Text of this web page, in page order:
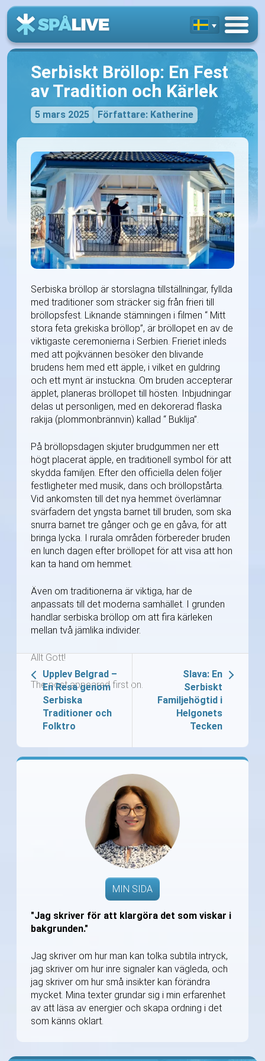
Serbiskt Bröllop: En Fest
av Tradition och Kärlek
5 mars 2025 Författare: Katherine
Serbiska bröllop är storslagna tillställningar, fyllda
med traditioner som sträcker sig från frieri till
bröllopsfest. Liknande stämningen i filmen “ Mitt
stora feta grekiska bröllop”, är bröllopet en av de
viktigaste ceremonierna i Serbien. Frieriet inleds
med att pojkvännen besöker den blivande
brudens hem med ett äpple, i vilket en guldring
och ett mynt är instuckna. Om bruden accepterar
äpplet, planeras bröllopet till hösten. Inbjudningar
delas ut personligen, med en dekorerad flaska
rakija (plommonbrännvin) kallad “ Buklija”.
På bröllopsdagen skjuter brudgummen ner ett
högt placerat äpple, en traditionell symbol för att
skydda familjen. Efter den officiella delen följer
festligheter med musik, dans och bröllopstårta.
Vid ankomsten till det nya hemmet överlämnar
svärfadern det yngsta barnet till bruden, som ska
snurra barnet tre gånger och ge en gåva, för att
bringa lycka. I rurala områden förbereder bruden
en lunch dagen efter bröllopet för att visa att hon
kan ta hand om hemmet.
Även om traditionerna är viktiga, har de
anpassats till det moderna samhället. I grunden
handlar serbiska bröllop om att fira kärleken
mellan två jämlika individer.
Allt Gott!
The post appeared first on.
Upplev Belgrad –
En Resa genom
Serbiska
Traditioner och
Folktro
Slava: En
Serbiskt
Familjehögtid i
Helgonets
Tecken
MIN SIDA
"Jag skriver för att klargöra det som viskar i
bakgrunden."
Jag skriver om hur man kan tolka subtila intryck,
jag skriver om hur inre signaler kan vägleda, och
jag skriver om hur små insikter kan förändra
mycket. Mina texter grundar sig i min erfarenhet
av att läsa av energier och skapa ordning i det
som känns oklart.